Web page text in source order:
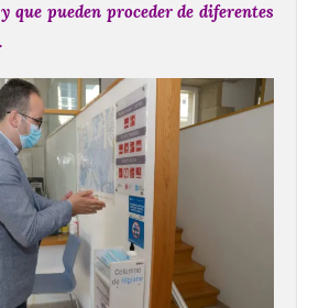
que pueden proceder de diferentes